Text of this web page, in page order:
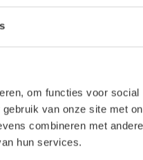
om functies voor
van onze site met
combineren met
hun services.
geen vergoeding en/of